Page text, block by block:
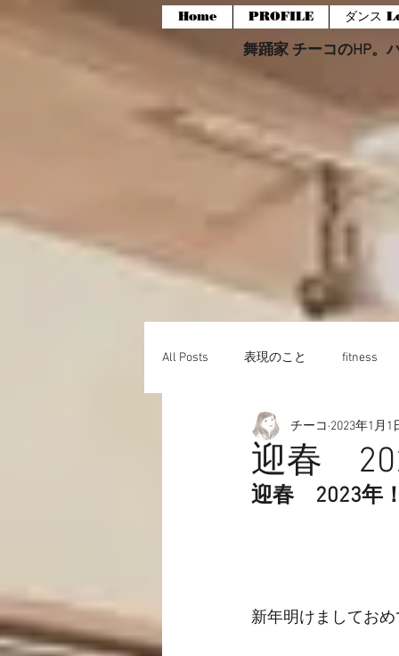
Home PROFILE ダンス
舞踊家 チーコのHP。
All Posts 表現のこと fitness
愉快なこと 動画☆
迎春
チーコ 2023年1月1
迎春　2023年
新年明けましてお